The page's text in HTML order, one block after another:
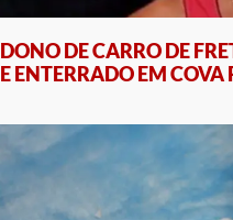
DONO DE CARRO DE
E ENTERRADO EM COVA